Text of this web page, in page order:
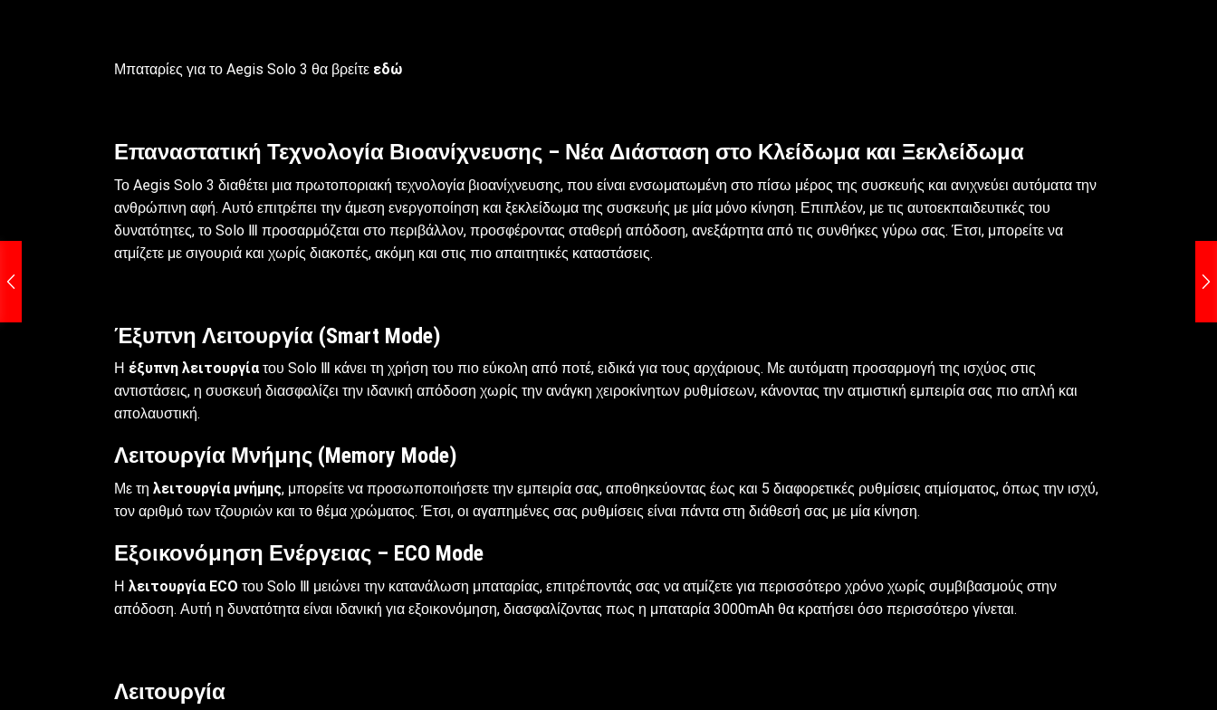
Μπαταρίες για το Aegis Solo 3 θα βρείτε εδώ
Επαναστατική Τεχνολογία Βιοανίχνευσης – Νέα Διάσταση στο Κλείδωμα και Ξεκλείδωμα
Το Aegis Solo 3 διαθέτει μια πρωτοποριακή τεχνολογία βιοανίχνευσης, που είναι ενσωματωμένη στο πίσω μέρος της συσκευής και ανιχνεύει αυτόματα την
ανθρώπινη αφή. Αυτό επιτρέπει την άμεση ενεργοποίηση και ξεκλείδωμα της συσκευής με μία μόνο κίνηση. Επιπλέον, με τις αυτοεκπαιδευτικές του
δυνατότητες, το Solo Ⅲ προσαρμόζεται στο περιβάλλον, προσφέροντας σταθερή απόδοση, ανεξάρτητα από τις συνθήκες γύρω σας. Έτσι, μπορείτε να
ατμίζετε με σιγουριά και χωρίς διακοπές, ακόμη και στις πιο απαιτητικές καταστάσεις.
Έξυπνη Λειτουργία (Smart Mode)
Η έξυπνη λειτουργίατου Solo Ⅲ κάνει τη χρήση του πιο εύκολη από ποτέ, ειδικά για τους αρχάριους. Με αυτόματη προσαρμογή της ισχύος στις
αντιστάσεις, η συσκευή διασφαλίζει την ιδανική απόδοση χωρίς την ανάγκη χειροκίνητων ρυθμίσεων, κάνοντας την ατμιστική εμπειρία σας πιο απλή και
απολαυστική.
Λειτουργία Μνήμης (Memory Mode)
Με τη λειτουργία μνήμης, μπορείτε να προσωποποιήσετε την εμπειρία σας, αποθηκεύοντας έως και 5 διαφορετικές ρυθμίσεις ατμίσματος, όπως την ισχύ,
τον αριθμό των τζουριών και το θέμα χρώματος. Έτσι, οι αγαπημένες σας ρυθμίσεις είναι πάντα στη διάθεσή σας με μία κίνηση.
Εξοικονόμηση Ενέργειας – ECO Mode
Η λειτουργία ECO του Solo Ⅲ μειώνει την κατανάλωση μπαταρίας, επιτρέποντάς σας να ατμίζετε για περισσότερο χρόνο χωρίς συμβιβασμούς στην
απόδοση. Αυτή η δυνατότητα είναι ιδανική για εξοικονόμηση, διασφαλίζοντας πως η μπαταρία 3000mAh θα κρατήσει όσο περισσότερο γίνεται.
Λειτουργία